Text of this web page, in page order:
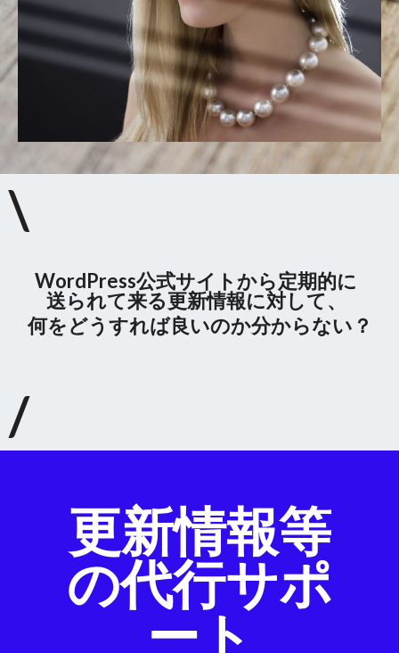
\
WordPress公式サイトから定期的に
送られて来る更新情報に対して、
何をどうすれば良いのか分からない？
/
更新情報等
の代行サポ
ート